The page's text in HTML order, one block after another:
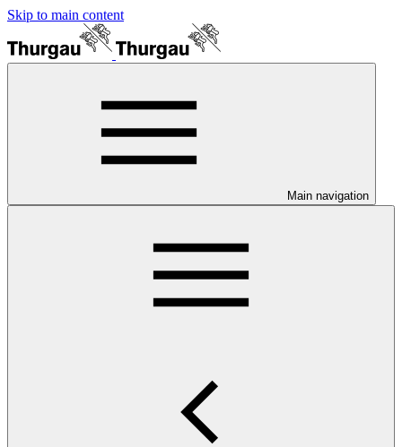
Skip to main content
Main navigation